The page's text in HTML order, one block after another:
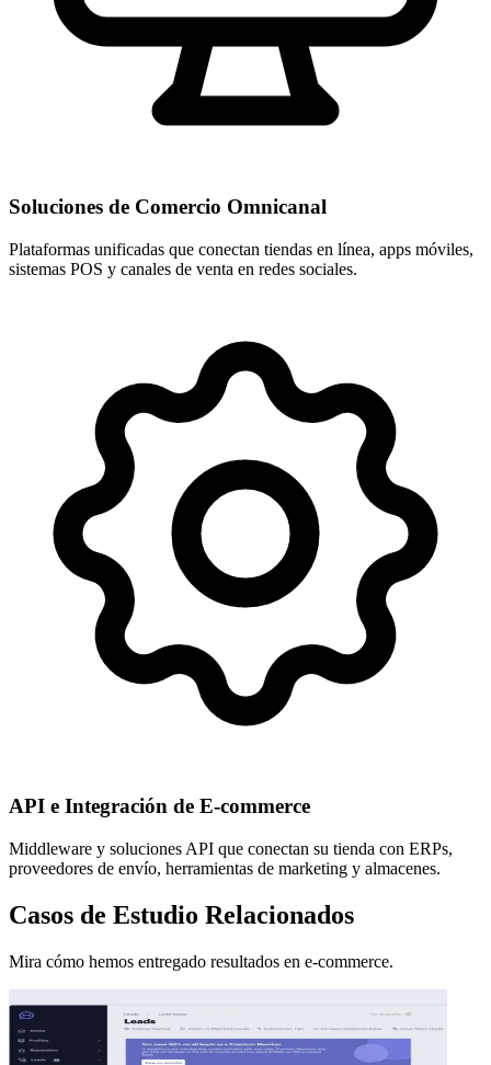
Soluciones de Comercio Omnicanal
Plataformas unificadas que conectan tiendas en línea, apps móviles,
sistemas POS y canales de venta en redes sociales.
API e Integración de E-commerce
Middleware y soluciones API que conectan su tienda con ERPs,
proveedores de envío, herramientas de marketing y almacenes.
Casos de Estudio Relacionados
Mira cómo hemos entregado resultados en e-commerce.